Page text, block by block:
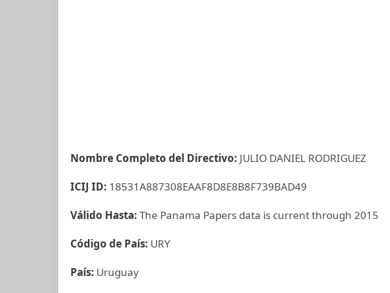
Nombre Completo del Directivo: JULIO DANIEL RODRIGUEZ
ICIJ ID: 18531A887308EAAF8D8E8B8F739BAD49
Válido Hasta: The Panama Papers data is current through 2015
Código de País: URY
País: Uruguay